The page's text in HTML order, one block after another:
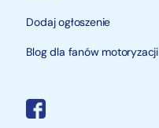
Dodaj ogłoszenie
Blog dla fanów motoryzacji